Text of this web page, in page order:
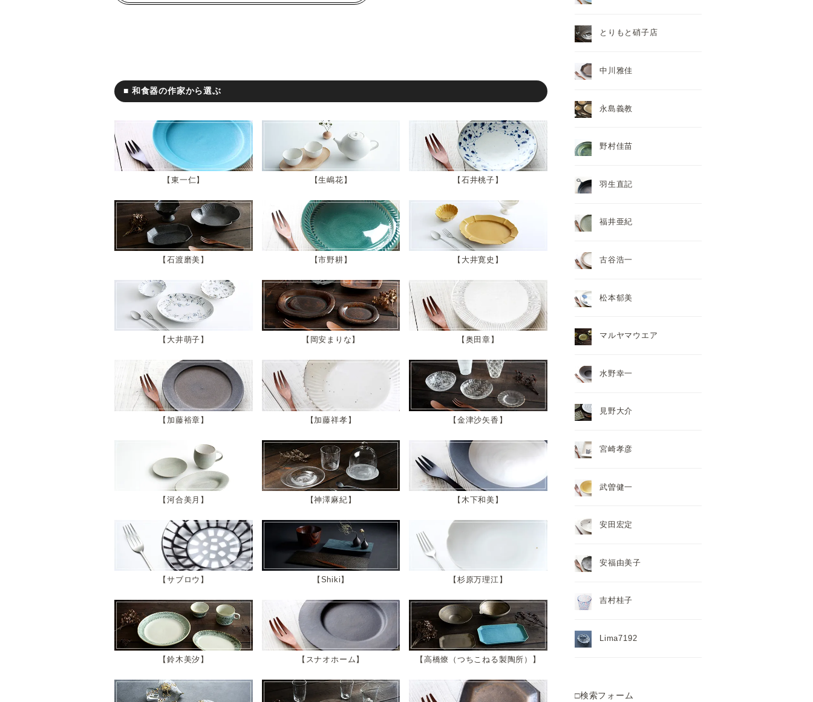
■ 和食器の作家から選ぶ
東一仁 生嶋花 石井桃子
石渡磨美 市野耕 大井寛史
大井萌子 岡安まりな 奥田章
加藤裕章 加藤祥孝 金津沙矢香
河合美月 神澤麻紀 木下和美
サブロウ Shiki 杉原万理江
鈴木美汐 スナオホーム 高橋燎（つちこねる製陶所）
とりもと硝子店
中川雅佳
永島義教
野村佳苗
羽生直記
福井亜紀
古谷浩一
松本郁美
マルヤマウエア
水野幸一
見野大介
宮崎孝彦
武曽健一
安田宏定
安福由美子
吉村桂子
Lima7192
□検索フォーム